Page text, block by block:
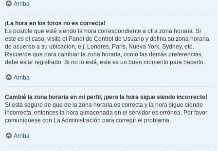
Arriba
¡La hora en los foros no es correcta!
Es posible que esté viendo la hora correspondiente a otra zona horaria. Si
este es el caso, visite el Panel de Control de Usuario y defina su zona horaria
de acuerdo a su ubicación, e.j. Londres, París, Nueva York, Sydney, etc.
Recuerde que para cambiar la zona horaria, como las demás preferencias,
debe estar registrado. Si no lo está, este es un buen momento para hacerlo.
Arriba
Cambié la zona horaria en mi perfil, ¡pero la hora sigue siendo incorrecto!
Si está seguro de que de la zona horaria es correcta y la hora sigue siendo
incorrecta, entonces la hora almacenada en el servidor es errónea. Por favor
comuníquese con La Administración para corregir el problema.
Arriba